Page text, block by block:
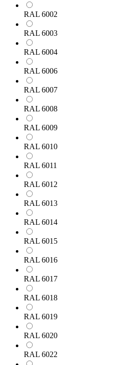
RAL 6002
RAL 6003
RAL 6004
RAL 6006
RAL 6007
RAL 6008
RAL 6009
RAL 6010
RAL 6011
RAL 6012
RAL 6013
RAL 6014
RAL 6015
RAL 6016
RAL 6017
RAL 6018
RAL 6019
RAL 6020
RAL 6022